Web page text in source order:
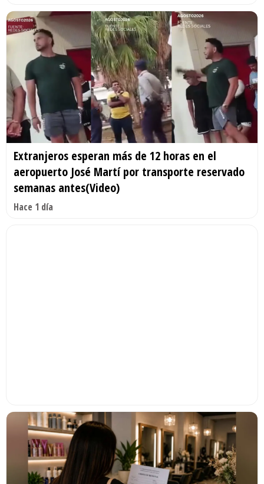
Extranjeros esperan más de 12 horas en el
aeropuerto José Martí por transporte reservado
semanas antes(Video)
Hace 1 día